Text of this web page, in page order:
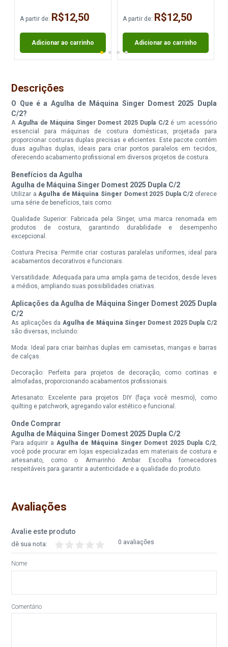
A partir de: R$12,50
Adicionar ao carrinho
A partir de: R$12,50
Adicionar ao carrinho
Descrições
O Que é a Agulha de Máquina Singer Domest 2025 Dupla
C/2?
A Agulha de Máquina Singer Domest 2025 Dupla C/2é um acessório
essencial para máquinas de costura domésticas, projetada para
proporcionar costuras duplas precisas e eficientes. Este pacote contém
duas agulhas duplas, ideais para criar pontos paralelos em tecidos,
oferecendo acabamento profissional em diversos projetos de costura.
Benefícios da Agulha
Agulha de Máquina Singer Domest 2025 Dupla C/2
Utilizar aAgulha de Máquina Singer Domest 2025 Dupla C/2 oferece
uma série de benefícios, tais como:
Qualidade Superior: Fabricada pela Singer, uma marca renomada em
produtos de costura, garantindo durabilidade e desempenho
excepcional.
Costura Precisa: Permite criar costuras paralelas uniformes, ideal para
acabamentos decorativos e funcionais.
Versatilidade: Adequada para uma ampla gama de tecidos, desde leves
a médios, ampliando suas possibilidades criativas.
Aplicações da Agulha de Máquina Singer Domest 2025 Dupla
C/2
As aplicações da Agulha de Máquina Singer Domest 2025 Dupla C/2
são diversas, incluindo:
Moda: Ideal para criar bainhas duplas em camisetas, mangas e barras
de calças.
Decoração: Perfeita para projetos de decoração, como cortinas e
almofadas, proporcionando acabamentos profissionais.
Artesanato: Excelente para projetos DIY (faça você mesmo), como
quilting e patchwork, agregando valor estético e funcional.
Onde Comprar
Agulha de Máquina Singer Domest 2025 Dupla C/2
Para adquirir a Agulha de Máquina Singer Domest 2025 Dupla C/2,
você pode procurar em lojas especializadas em materiais de costura e
artesanato, como o Armarinho Ambar. Escolha fornecedores
respeitáveis para garantir a autenticidade e a qualidade do produto.
Avaliações
Avalie este produto
0 avaliações
dê sua nota:
Nome
Comentário